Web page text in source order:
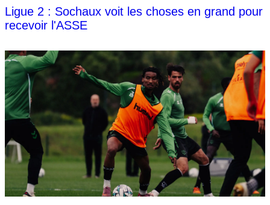
Ligue 2 : Sochaux voit les choses en grand pour
recevoir l'ASSE